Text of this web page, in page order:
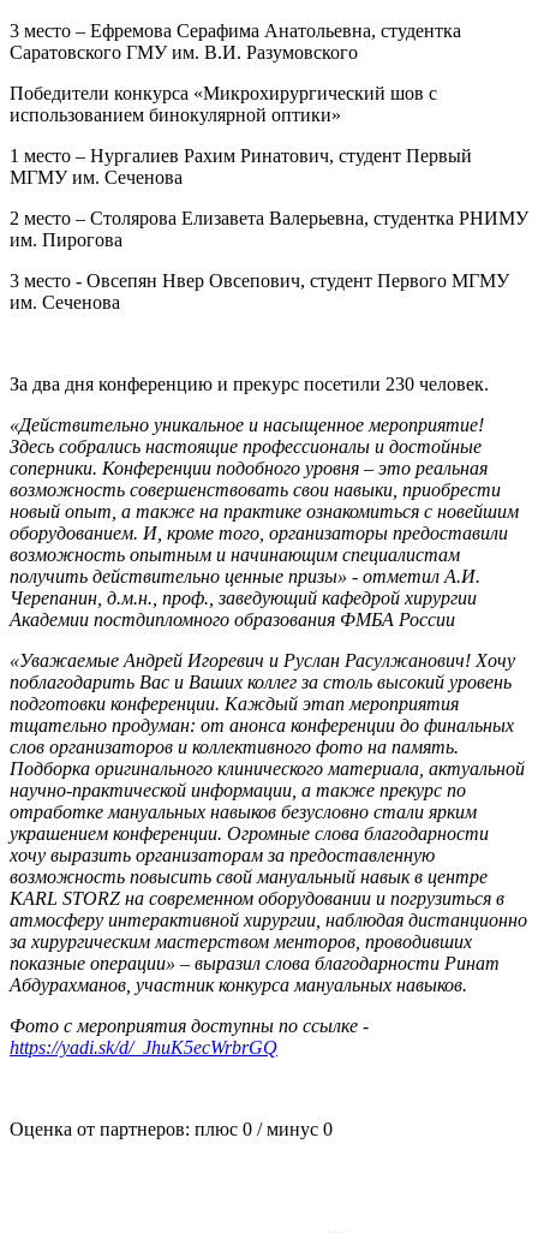
3 место – Ефремова Серафима Анатольевна, студентка
Саратовского ГМУ им. В.И. Разумовского
Победители конкурса «Микрохирургический шов с
использованием бинокулярной оптики»
1 место – Нургалиев Рахим Ринатович, студент Первый
МГМУ им. Сеченова
2 место – Столярова Елизавета Валерьевна, студентка РНИМУ
им. Пирогова
3 место - Овсепян Нвер Овсепович, студент Первого МГМУ
им. Сеченова
За два дня конференцию и прекурс посетили 230 человек.
«Действительно уникальное и насыщенное мероприятие!
Здесь собрались настоящие профессионалы и достойные
соперники. Конференции подобного уровня – это реальная
возможность совершенствовать свои навыки, приобрести
новый опыт, а также на практике ознакомиться с новейшим
оборудованием. И, кроме того, организаторы предоставили
возможность опытным и начинающим специалистам
получить действительно ценные призы» - отметил А.И.
Черепанин, д.м.н., проф., заведующий кафедрой хирургии
Академии постдипломного образования ФМБА России
«Уважаемые Андрей Игоревич и Руслан Расулжанович! Хочу
поблагодарить Вас и Ваших коллег за столь высокий уровень
подготовки конференции. Каждый этап мероприятия
тщательно продуман: от анонса конференции до финальных
слов организаторов и коллективного фото на память.
Подборка оригинального клинического материала, актуальной
научно-практической информации, а также прекурс по
отработке мануальных навыков безусловно стали ярким
украшением конференции. Огромные слова благодарности
хочу выразить организаторам за предоставленную
возможность повысить свой мануальный навык в центре
KARL STORZ на современном оборудовании и погрузиться в
атмосферу интерактивной хирургии, наблюдая дистанционно
за хирургическим мастерством менторов , проводивших
показные операции» – выразил слова благодарности Ринат
Абдурахманов, участник конкурса мануальных навыков.
Фото с мероприятия доступны по ссылке -
https://yadi.sk/d/_JhuK5ecWrbrGQ
Оценка от партнеров: плюс 0 / минус 0